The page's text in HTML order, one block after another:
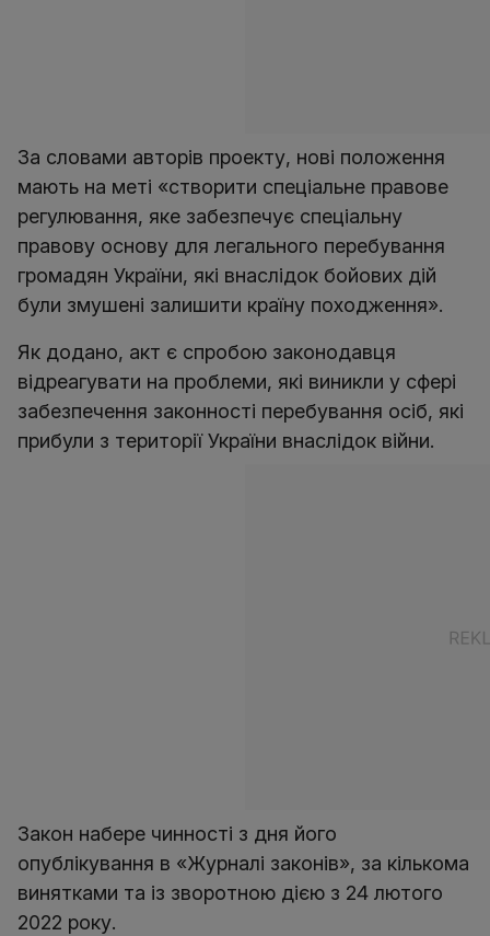
За словами авторів проекту, нові положення
мають на меті «створити спеціальне правове
регулювання, яке забезпечує спеціальну
правову основу для легального перебування
громадян України, які внаслідок бойових дій
були змушені залишити країну походження».
Як додано, акт є спробою законодавця
відреагувати на проблеми, які виникли у сфері
забезпечення законності перебування осіб, які
прибули з території України внаслідок війни.
Закон набере чинності з дня його
опублікування в «Журналі законів», за кількома
винятками та із зворотною дією з 24 лютого
2022 року.